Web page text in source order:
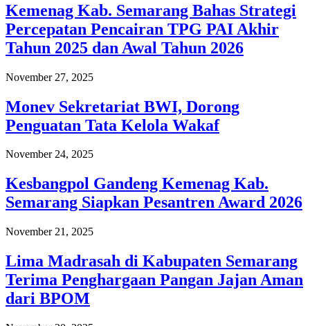
Kemenag Kab. Semarang Bahas Strategi
Percepatan Pencairan TPG PAI Akhir
Tahun 2025 dan Awal Tahun 2026
November 27, 2025
Monev Sekretariat BWI, Dorong
Penguatan Tata Kelola Wakaf
November 24, 2025
Kesbangpol Gandeng Kemenag Kab.
Semarang Siapkan Pesantren Award 2026
November 21, 2025
Lima Madrasah di Kabupaten Semarang
Terima Penghargaan Pangan Jajan Aman
dari BPOM